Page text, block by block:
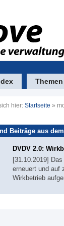
Themen
hier: Startseite »
Beiträge aus
DVDV 2.0:
[31.10.2019]
erneuert und auf
Wirkbetrieb